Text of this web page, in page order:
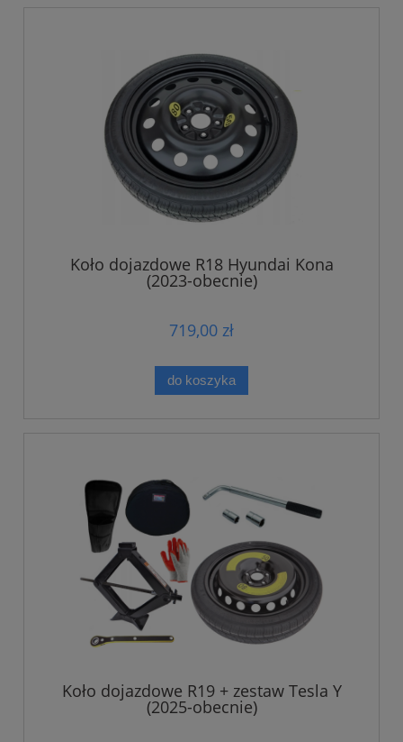
Koło dojazdowe R18 Hyundai Kona
(2023-obecnie)
719,00 zł
do koszyka
Koło dojazdowe R19 + zestaw Tesla Y
(2025-obecnie)